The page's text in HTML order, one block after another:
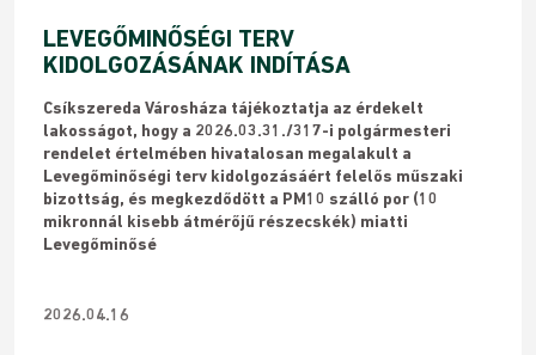
LEVEGŐMINŐSÉGI TERV
KIDOLGOZÁSÁNAK INDÍTÁSA
Csíkszereda Városháza tájékoztatja az érdekelt
lakosságot, hogy a 2026.03.31./317-i polgármesteri
rendelet értelmében hivatalosan megalakult a
Levegőminőségi terv kidolgozásáért felelős műszaki
bizottság, és megkezdődött a PM10 szálló por (10
mikronnál kisebb átmérőjű részecskék) miatti
Levegőminősé
2026.04.16